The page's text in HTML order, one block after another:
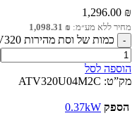
1,296.00 ₪
מחיר ללא מע״מ: 1,098.31 ₪
כמות של וסת מהירות 0.37kW ATV320 חד לתלת
הוספה לסל
מק”ט: ATV320U04M2C
הספק 0.37kW